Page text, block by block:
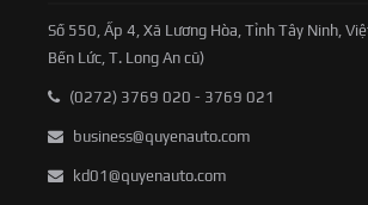
Số 550, Ấp 4, Xã Lương Hòa, Tỉnh Tây Ninh,
Bến Lức, T. Long An cũ)
(0272) 3769 020 - 3769 021
business@quyenauto.com
kd01@quyenauto.com